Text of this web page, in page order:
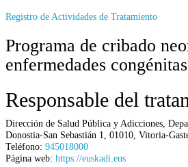
Registro de Actividades de Tratamiento
Programa de cribado
enfermedades congénitas
Responsable del
Dirección de Salud Pública y Adicciones,
Donostia-San Sebastián 1
01010 Vitoria-
Teléfono: 945018000
Página web: https://euskadi.eus